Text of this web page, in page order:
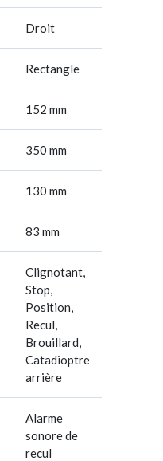
Droit
Rectangle
152 mm
350 mm
130 mm
83 mm
Clignotant,
Stop,
Position,
Recul,
Brouillard,
Catadioptre
arrière
Alarme
sonore de
recul